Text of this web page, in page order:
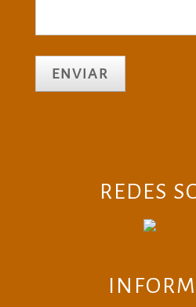
REDES